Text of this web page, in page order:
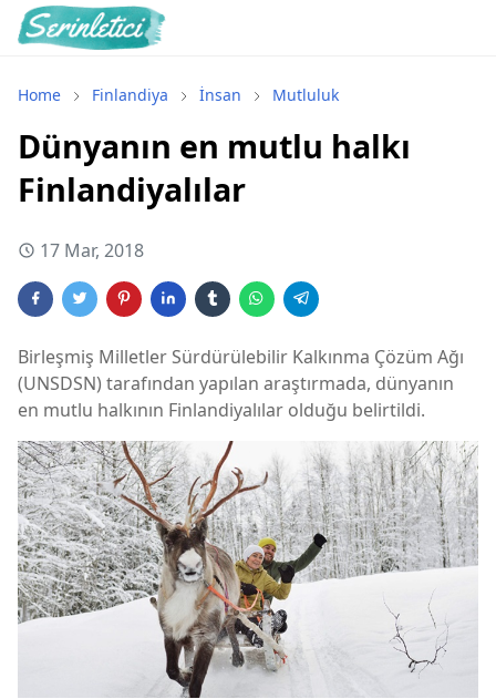
Home Finlandiya İnsan Mutluluk
Dünyanın en mutlu halkı
Finlandiyalılar
17 Mar, 2018
Birleşmiş Milletler Sürdürülebilir Kalkınma Çözüm Ağı
(UNSDSN) tarafından yapılan araştırmada, dünyanın
en mutlu halkının Finlandiyalılar olduğu belirtildi.